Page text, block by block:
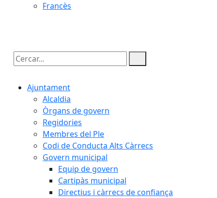
Francès
Cercar:
Ajuntament
Alcaldia
Òrgans de govern
Regidories
Membres del Ple
Codi de Conducta Alts Càrrecs
Govern municipal
Equip de govern
Cartipàs municipal
Directius i càrrecs de confiança